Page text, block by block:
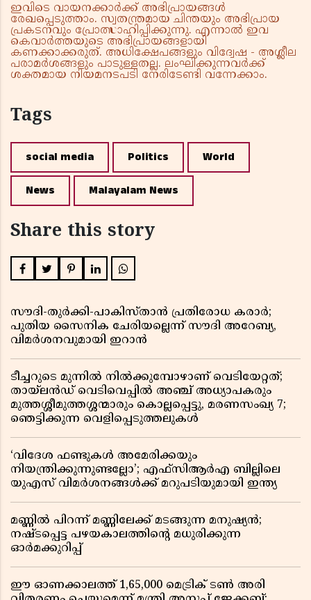
ഇവിടെ വായനക്കാർക്ക് അഭിപ്രായങ്ങൾ
രേഖപ്പെടുത്താം. സ്വതന്ത്രമായ ചിന്തയും അഭിപ്രായ
പ്രകടനവും പ്രോത്സാഹിപ്പിക്കുന്നു. എന്നാൽ ഇവ
കെവാർത്തയുടെ അഭിപ്രായങ്ങളായി
കണക്കാക്കരുത്. അധിക്ഷേപങ്ങളും വിദ്വേഷ - അശ്ലീല
പരാമർശങ്ങളും പാടുള്ളതല്ല. ലംഘിക്കുന്നവർക്ക്
ശക്തമായ നിയമനടപടി നേരിടേണ്ടി വന്നേക്കാം.
Tags
social media Politics World
News Malayalam News
Share this story
സൗദി-തുർക്കി-പാകിസ്താൻ പ്രതിരോധ കരാർ;
പുതിയ സൈനിക ചേരിയല്ലെന്ന് സൗദി അറേബ്യ,
വിമർശനവുമായി ഇറാൻ
ടീച്ചറുടെ മുന്നിൽ നിൽക്കുമ്പോഴാണ് വെടിയേറ്റത്;
തായ്‌ലൻഡ് വെടിവെപ്പിൽ അഞ്ച് അധ്യാപകരും
മുത്തശ്ശീമുത്തശ്ശന്മാരും കൊല്ലപ്പെട്ടു, മരണസംഖ്യ 7;
ഞെട്ടിക്കുന്ന വെളിപ്പെടുത്തലുകൾ
‘വിദേശ ഫണ്ടുകൾ അമേരിക്കയും
നിയന്ത്രിക്കുന്നുണ്ടല്ലോ’; എഫ്സിആർഎ ബില്ലിലെ
യുഎസ് വിമർശനങ്ങൾക്ക് മറുപടിയുമായി ഇന്ത്യ
മണ്ണിൽ പിറന്ന് മണ്ണിലേക്ക് മടങ്ങുന്ന മനുഷ്യൻ;
നഷ്ടപ്പെട്ട പഴയകാലത്തിൻ്റെ മധുരിക്കുന്ന
ഓർമക്കുറിപ്പ്
ഈ ഓണക്കാലത്ത് 1,65,000 മെട്രിക് ടൺ അരി